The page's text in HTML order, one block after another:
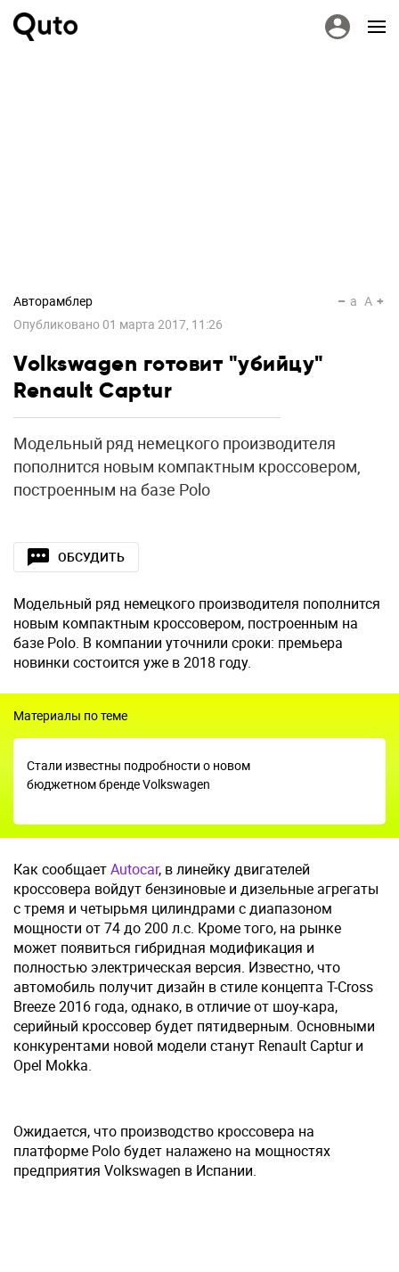
Авторамблер
Опубликовано 01 марта 2017, 11:26
a A
Volkswagen готовит "убийцу"
Renault Captur
Модельный ряд немецкого производителя
пополнится новым компактным кроссовером,
построенным на базе Polo
ОБСУДИТЬ
Модельный ряд немецкого производителя пополнится
новым компактным кроссовером, построенным на
базе Polo. В компании уточнили сроки: премьера
новинки состоится уже в 2018 году.
Материалы по теме
Стали известны подробности о новом
бюджетном бренде Volkswagen
Как сообщаетAutocar, в линейку двигателей
кроссовера войдут бензиновые и дизельные агрегаты
с тремя и четырьмя цилиндрами с диапазоном
мощности от 74 до 200 л.с. Кроме того, на рынке
может появиться гибридная модификация и
полностью электрическая версия. Известно, что
автомобиль получит дизайн в стиле концепта Т-Cross
Breeze 2016 года, однако, в отличие от шоу-кара,
серийный кроссовер будет пятидверным. Основными
конкурентами новой модели станут Renault Captur и
Opel Mokka.
Ожидается, что производство кроссовера на
платформе Polo будет налажено на мощностях
предприятия Volkswagen в Испании.